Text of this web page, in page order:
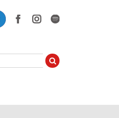
Facebook
Instagram
Spotify